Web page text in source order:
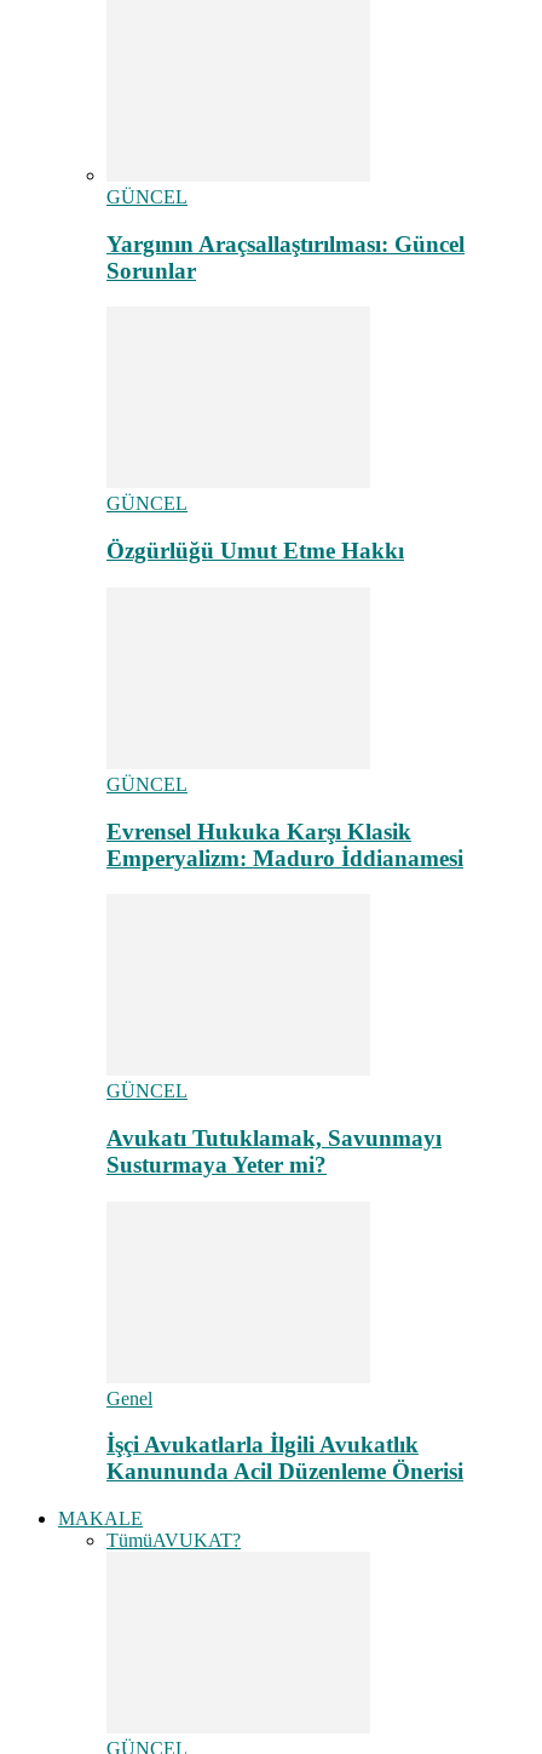
GÜNCEL
Yargının Araçsallaştırılması: Güncel
Sorunlar
GÜNCEL
Özgürlüğü Umut Etme Hakkı
GÜNCEL
Evrensel Hukuka Karşı Klasik
Emperyalizm: Maduro İddianamesi
GÜNCEL
Avukatı Tutuklamak, Savunmayı
Susturmaya Yeter mi?
Genel
İşçi Avukatlarla İlgili Avukatlık
Kanununda Acil Düzenleme Önerisi
MAKALE
TümüAVUKAT?
GÜNCEL